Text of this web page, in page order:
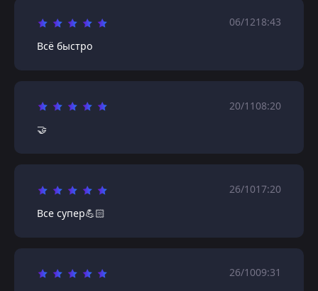
06/1218:43
Всё быстро
20/1108:20
🤝
26/1017:20
Все супер💪🏻
26/1009:31